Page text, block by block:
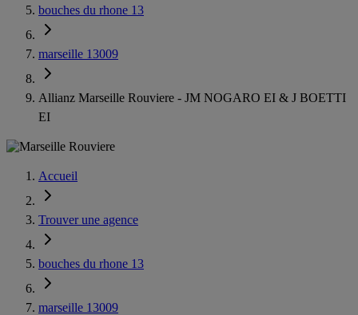
bouches du rhone 13
marseille 13009
Allianz Marseille Rouviere - JM NOGARO EI & J BOETTI
EI
Accueil
Trouver une agence
bouches du rhone 13
marseille 13009